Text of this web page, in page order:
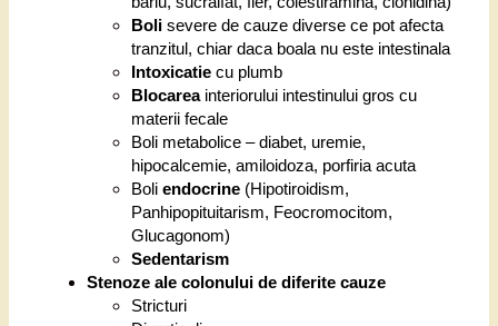
Boli severe de cauze diverse ce pot afecta
tranzitul, chiar daca boala nu este intestinala
Intoxicatie cu plumb
Blocareainteriorului intestinului gros cu
materii fecale
Boli metabolice – diabet, uremie,
hipocalcemie, amiloidoza, porfiria acuta
Boli endocrine (Hipotiroidism,
Panhipopituitarism, Feocromocitom,
Glucagonom)
Sedentarism
Stenoze ale colonului de diferite cauze
Stricturi